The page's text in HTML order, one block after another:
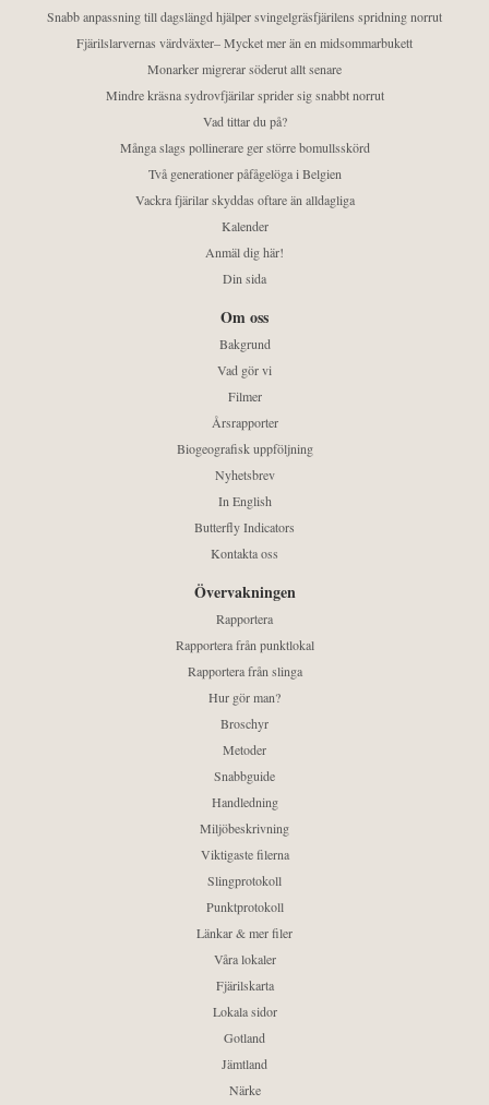
Snabb anpassning till dagslängd hjälper svingelgräsfjärilens spridning norrut
Fjärilslarvernas värdväxter– Mycket mer än en midsommarbukett
Monarker migrerar söderut allt senare
Mindre kräsna sydrovfjärilar sprider sig snabbt norrut
Vad tittar du på?
Många slags pollinerare ger större bomullsskörd
Två generationer påfågelöga i Belgien
Vackra fjärilar skyddas oftare än alldagliga
Kalender
Anmäl dig här!
Din sida
Om oss
Bakgrund
Vad gör vi
Filmer
Årsrapporter
Biogeografisk uppföljning
Nyhetsbrev
In English
Butterfly Indicators
Kontakta oss
Övervakningen
Rapportera
Rapportera från punktlokal
Rapportera från slinga
Hur gör man?
Broschyr
Metoder
Snabbguide
Handledning
Miljöbeskrivning
Viktigaste filerna
Slingprotokoll
Punktprotokoll
Länkar & mer filer
Våra lokaler
Fjärilskarta
Lokala sidor
Gotland
Jämtland
Närke